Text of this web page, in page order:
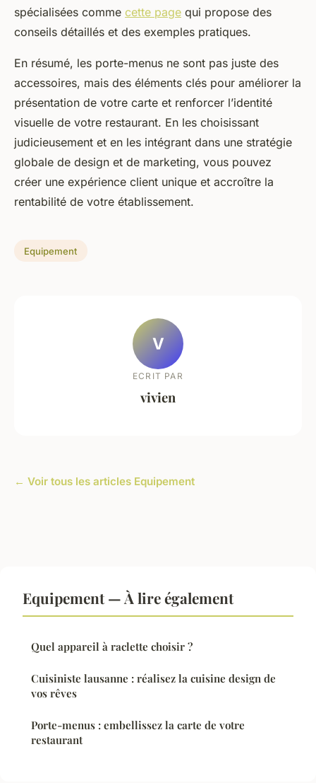
spécialisées comme cette page qui propose des
conseils détaillés et des exemples pratiques.
En résumé, les porte-menus ne sont pas juste des
accessoires, mais des éléments clés pour améliorer la
présentation de votre carte et renforcer l’identité
visuelle de votre restaurant. En les choisissant
judicieusement et en les intégrant dans une stratégie
globale de design et de marketing, vous pouvez
créer une expérience client unique et accroître la
rentabilité de votre établissement.
Equipement
V
ECRIT PAR
vivien
← Voir tous les articles Equipement
Equipement — À lire également
Quel appareil à raclette choisir ?
Cuisiniste lausanne : réalisez la cuisine design de
vos rêves
Porte-menus : embellissez la carte de votre
restaurant